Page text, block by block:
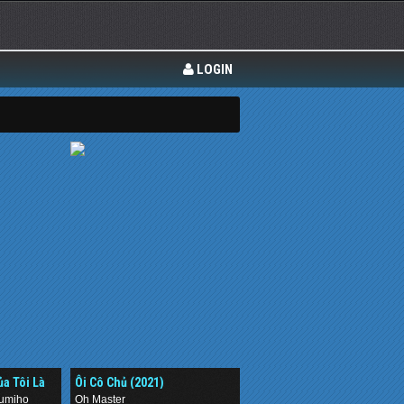
LOGIN
Tôi Là
Ôi Cô Chủ (2021)
Oh Master